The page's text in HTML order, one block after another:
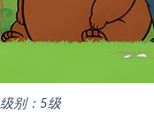
级别：5级